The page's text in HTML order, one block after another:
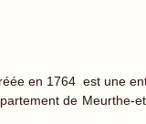
en 1764 est une
de